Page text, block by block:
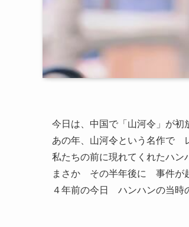
今日は、中国で「山河令」が初
あの年、山河令という名作で
私たちの前に現れてくれたハン
まさか その半年後に 事件が
４年前の今日 ハンハンの当時